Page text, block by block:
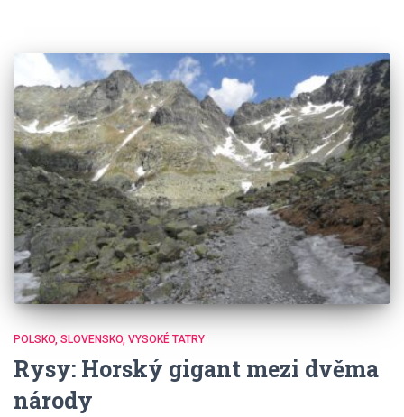
POLSKO SLOVENSKO VYSOKÉ TATRY
Rysy: Horský gigant mezi dvěma
národy